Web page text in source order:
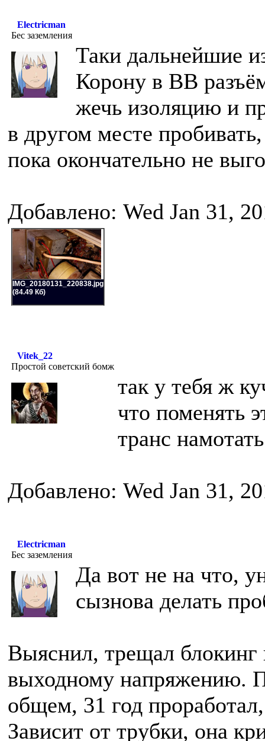
Electricman
Бес заземления
Таки дальнейшие
Корону в ВВ
жечь изоляцию и
в другом месте
пока окончательно не
Добавлено: Wed Jan 31,
IMG_20180131_220838.jpg
(84.49 Кб)
Vitek_22
Простой советский бомж
так у тебя ж
что поменять
транс
Добавлено: Wed Jan 31,
Electricman
Бес заземления
Да вот не на что,
сызнова делать
Выяснил, трещал
выходному напряжению.
общем, 31 год
Зависит от трубки, она